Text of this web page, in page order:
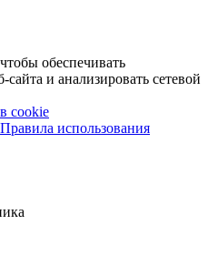
обеспечивать
и анализировать сетевой
cookie
Правила использования